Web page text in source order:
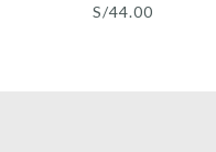
S/44.00